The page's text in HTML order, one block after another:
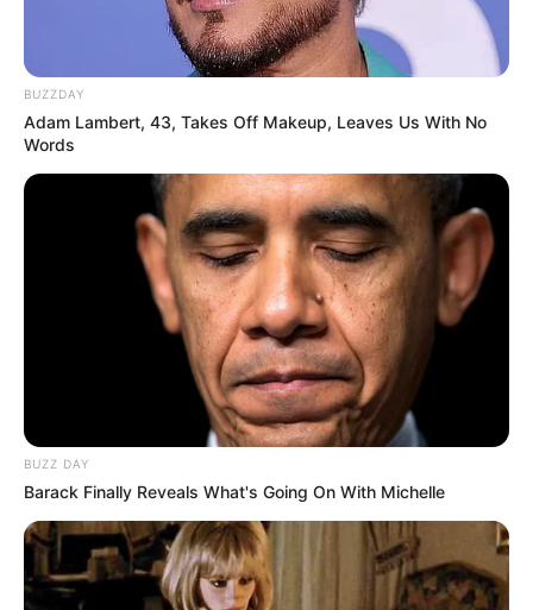
BUZZDAY
Adam Lambert, 43, Takes Off Makeup, Leaves Us With No
Words
BUZZ DAY
Barack Finally Reveals What's Going On With Michelle